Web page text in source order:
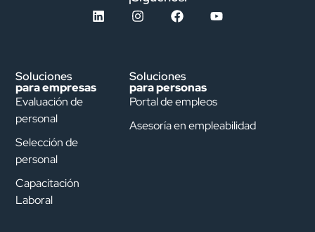
Soluciones
para empresas
Evaluación de
personal
Selección de
personal
Capacitación
Laboral
Soluciones
para personas
Portal de empleos
Asesoría en empleabilidad